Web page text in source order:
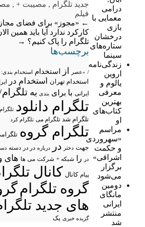
درامی
معمایی با
بازی
درخشان
ستاره‌های
سینما
زندگی‌نامه
اروین
یالوم و
معرفی
بهترین
کتاب‌های
او
مراسم
«سهروردی
و حکمت
اشراقی»
برگزار
می‌شود
دومین
مانگای
ایرانی
منتشر
شد
جدید تلگرام , مصیبت +,
فیلم
← «مجوز» برای فضای
کارکرد ندارد آیا باید همین
تلگرام را پاک کنیم؟ →
برچسب‌ها
/ «عصر از استخدام استخدام بندی:
استخدام تهران استخدام در
ایرانی با برای بندی به
تلگرام دانلود
تلگرام شد تلگرام می تلگرام کرد
تلگرام گروه
جهت دختر در درباره در در دسته
در
را شبکه + شرکت می ها های
پیام کانال کانال
گروه تلگرام
های جدید
گزیده خبری یک